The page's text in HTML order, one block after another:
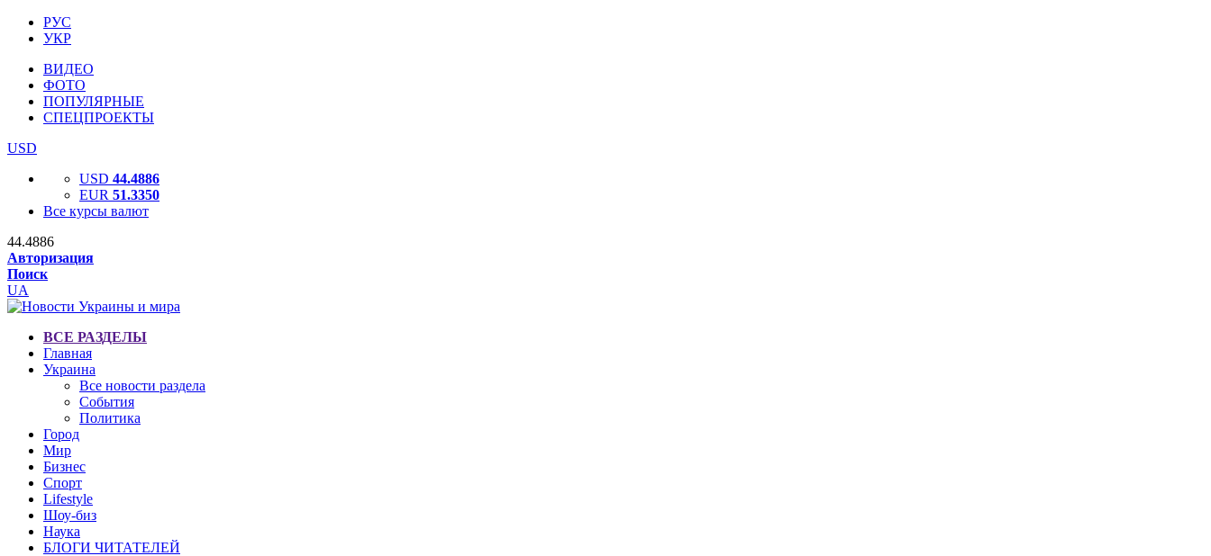
РУС
УКР
ВИДЕО
ФОТО
ПОПУЛЯРНЫЕ
СПЕЦПРОЕКТЫ
USD
USD 44.4886
EUR 51.3350
Все курсы валют
44.4886
Авторизация
Поиск
UA
ВСЕ РАЗДЕЛЫ
Главная
Украина
Все новости раздела
События
Политика
Город
Мир
Бизнес
Спорт
Lifestyle
Шоу-биз
Наука
БЛОГИ ЧИТАТЕЛЕЙ